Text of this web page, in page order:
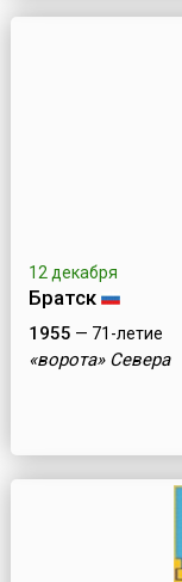
12 декабря
Братск
1955 — 71-летие
«ворота» Севера